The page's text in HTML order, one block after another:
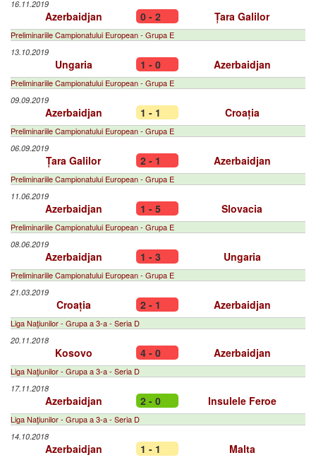
16.11.2019
Azerbaidjan 0 - 2 Țara Galilor
Preliminariile Campionatului European - Grupa E
13.10.2019
Ungaria 1 - 0 Azerbaidjan
Preliminariile Campionatului European - Grupa E
09.09.2019
Azerbaidjan 1 - 1 Croația
Preliminariile Campionatului European - Grupa E
06.09.2019
Țara Galilor 2 - 1 Azerbaidjan
Preliminariile Campionatului European - Grupa E
11.06.2019
Azerbaidjan 1 - 5 Slovacia
Preliminariile Campionatului European - Grupa E
08.06.2019
Azerbaidjan 1 - 3 Ungaria
Preliminariile Campionatului European - Grupa E
21.03.2019
Croația 2 - 1 Azerbaidjan
Liga Naţiunilor - Grupa a 3-a - Seria D
20.11.2018
Kosovo 4 - 0 Azerbaidjan
Liga Naţiunilor - Grupa a 3-a - Seria D
17.11.2018
Azerbaidjan 2 - 0 Insulele Feroe
Liga Naţiunilor - Grupa a 3-a - Seria D
14.10.2018
Azerbaidjan 1 - 1 Malta